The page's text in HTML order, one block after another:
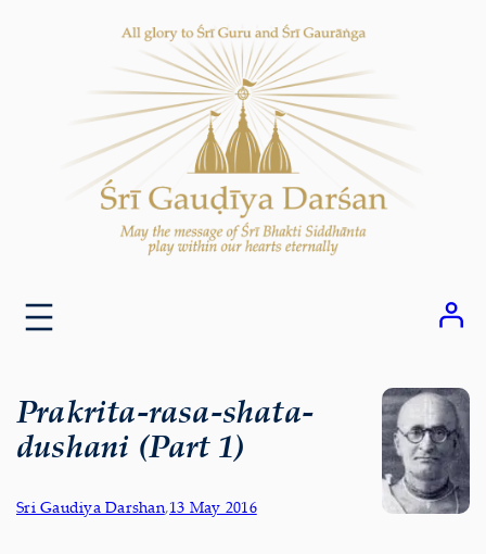
Prakrita-rasa-shata-
dushani (Part 1)
Sri Gaudiya Darshan,13 May 2016